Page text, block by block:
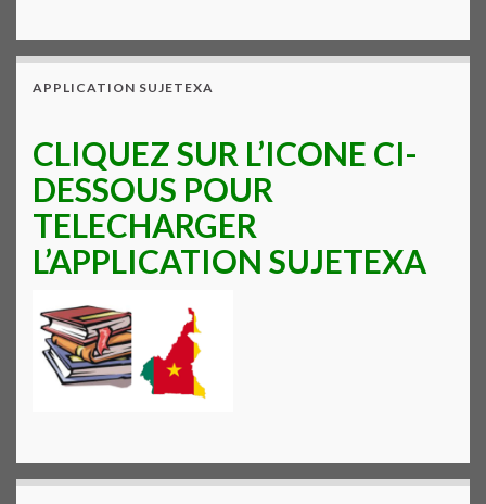
APPLICATION SUJETEXA
CLIQUEZ SUR L’ICONE CI-
DESSOUS POUR
TELECHARGER
L’APPLICATION SUJETEXA